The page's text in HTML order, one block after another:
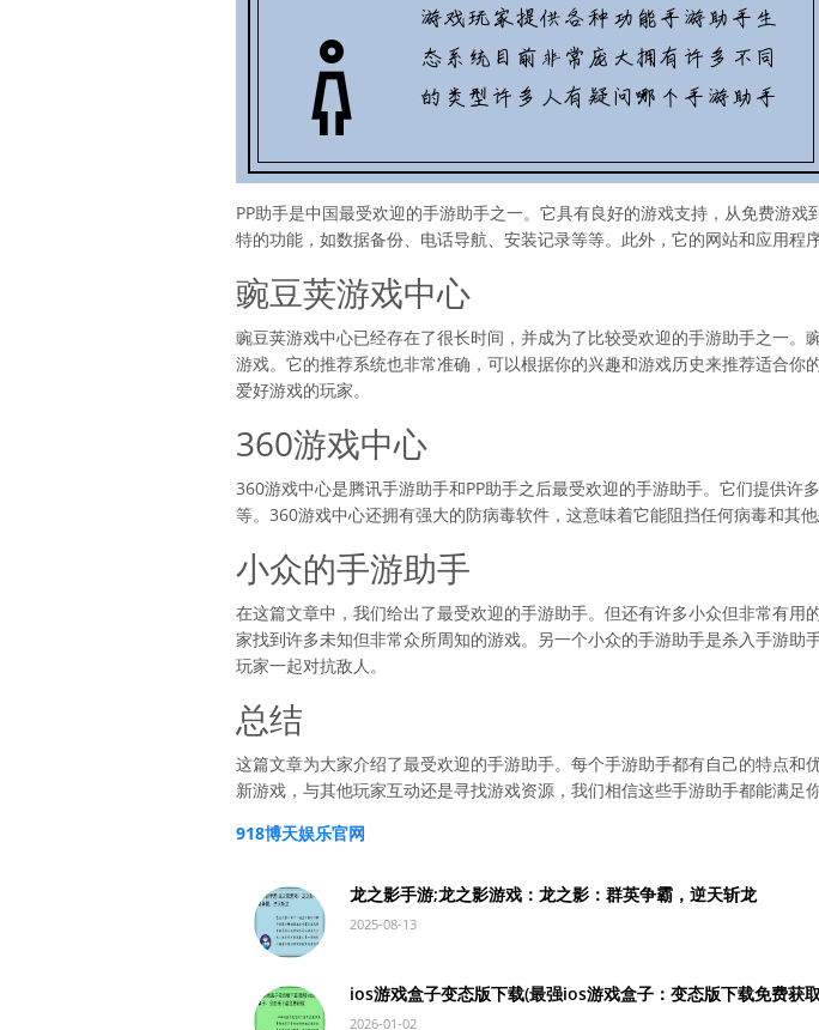
PP助手是中国最受欢迎的手游助手之一。它具有良好的游戏支持，从免费游
特的功能，如数据备份、电话导航、安装记录等等。此外，它的网站和应用程
豌豆荚游戏中心
豌豆荚游戏中心已经存在了很长时间，并成为了比较受欢迎的手游助手之一
游戏。它的推荐系统也非常准确，可以根据你的兴趣和游戏历史来推荐适合
爱好游戏的玩家。
360游戏中心
360游戏中心是腾讯手游助手和PP助手之后最受欢迎的手游助手。它们提供
等。360游戏中心还拥有强大的防病毒软件，这意味着它能阻挡任何病毒和其他
小众的手游助手
在这篇文章中，我们给出了最受欢迎的手游助手。但还有许多小众但非常有
家找到许多未知但非常众所周知的游戏。另一个小众的手游助手是杀入手游
玩家一起对抗敌人。
总结
这篇文章为大家介绍了最受欢迎的手游助手。每个手游助手都有自己的特点
新游戏，与其他玩家互动还是寻找游戏资源，我们相信这些手游助手都能满足你
918博天娱乐官网
龙之影手游;龙之影游戏：龙之影：群英争霸，逆天斩龙
2025-08-13
ios游戏盒子变态版下载(最强ios游戏盒子：变态版下载免费获
2026-01-02